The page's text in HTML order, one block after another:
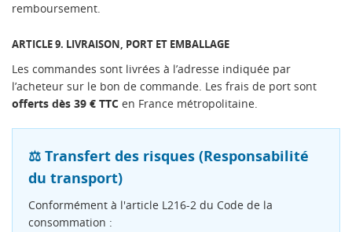
remboursement.
ARTICLE 9. LIVRAISON, PORT ET EMBALLAGE
Les commandes sont livrées à l’adresse indiquée par
l’acheteur sur le bon de commande. Les frais de port sont
offerts dès 39 € TTC en France métropolitaine.
⚖️ Transfert des risques (Responsabilité
du transport)
Conformément à l'article L216-2 du Code de la
consommation :